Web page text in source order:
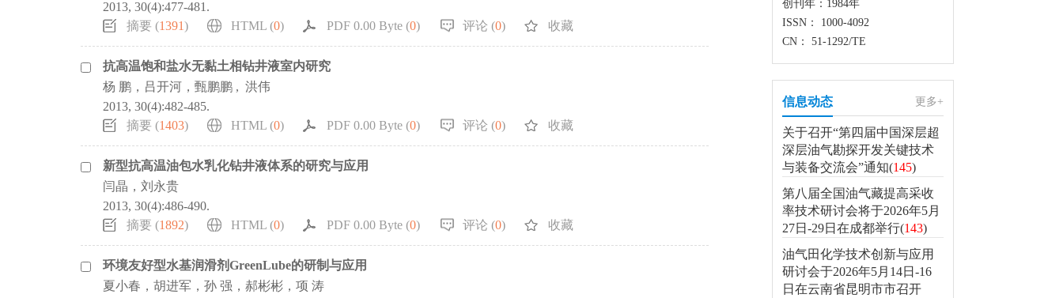
2013, 30(4):477-481.
摘要 (1391) HTML (0) PDF 0.00 Byte (0) 评论 (0) 收藏
抗高温饱和盐水无黏土相钻井液室内研究
杨 鹏，吕开河，甄鹏鹏 , 洪伟
2013, 30(4):482-485.
摘要 (1403) HTML (0) PDF 0.00 Byte (0) 评论 (0) 收藏
新型抗高温油包水乳化钻井液体系的研究与应用
闫晶，刘永贵
2013, 30(4):486-490.
摘要 (1892) HTML (0) PDF 0.00 Byte (0) 评论 (0) 收藏
环境友好型水基润滑剂GreenLube的研制与应用
夏小春，胡进军，孙 强，郝彬彬，项 涛
创刊年：1984年
ISSN： 1000-4092
CN： 51-1292/TE
信息动态 更多+
关于召开“第四届中国深层超
深层油气勘探开发关键技术
与装备交流会”通知(145)
第八届全国油气藏提高采收
率技术研讨会将于2026年5月
27日-29日在成都举行(143)
油气田化学技术创新与应用
研讨会于2026年5月14日-16
日在云南省昆明市市召开